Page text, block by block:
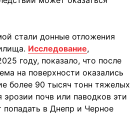
стали донные отложения
Исследование,
году, показало, что после
на поверхности оказались
более 90 тысяч тонн тяжелых
почв или паводков эти
попадать в Днепр и Черное